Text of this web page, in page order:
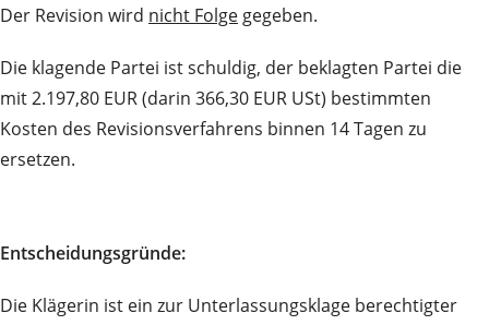
Der Revision wird nicht Folge gegeben.
Die klagende Partei ist schuldig, der beklagten Partei die
mit 2.197,80 EUR (darin 366,30 EUR USt) bestimmten
Kosten des Revisionsverfahrens binnen 14 Tagen zu
ersetzen.
Entscheidungsgründe:
Die Klägerin ist ein zur Unterlassungsklage berechtigter